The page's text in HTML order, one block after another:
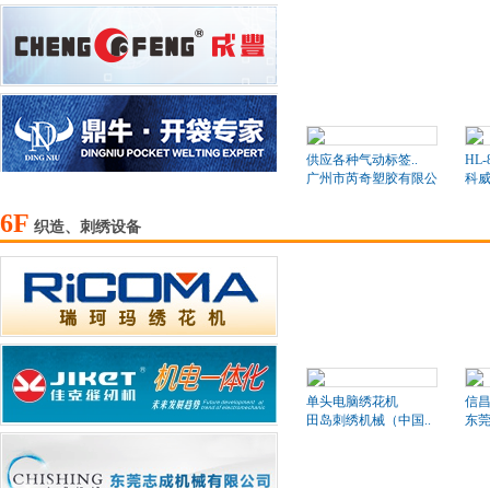
供应各种气动标签..
广州市芮奇塑胶有限公司
HL-
科
6F 织造、刺绣设备
单头电脑绣花机
田岛刺绣机械（中国..
信
东